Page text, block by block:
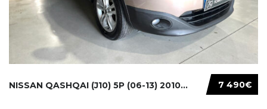
7 490€
NISSAN QASHQAI (J10) 5P (06-13) 2010...